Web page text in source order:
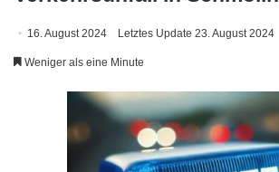
16. August 2024 Letztes Update 23. August 2024
Weniger als eine Minute